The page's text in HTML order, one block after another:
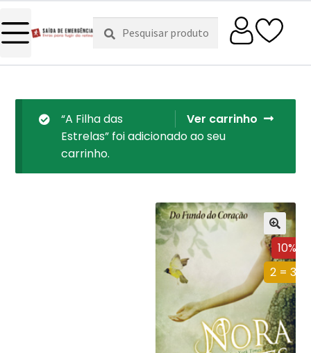
Pesquisar
por:
Pesquisa
Ver carrinho
“A Filha das
Estrelas” foi adicionado ao seu
carrinho.
10%
2 = 3